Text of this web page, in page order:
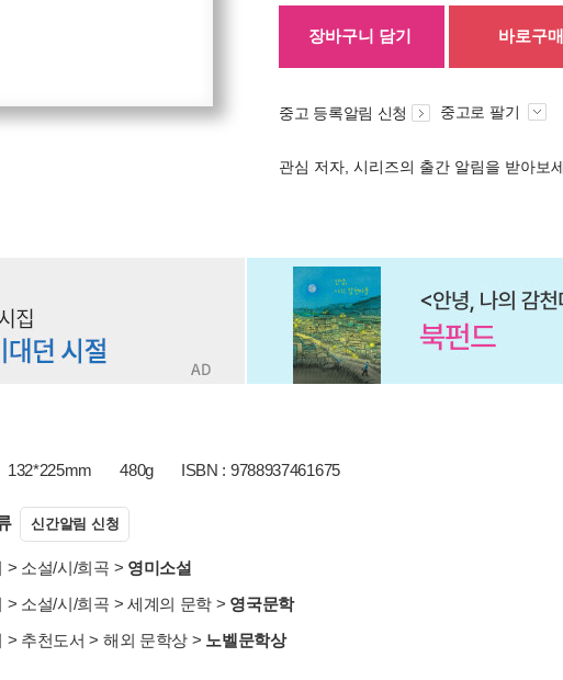
장바구니 담기 바로구매
중고 등록알림 신청 중고로 팔기
관심 저자, 시리즈의 출간 알림을 받아보
132*225mm 480g ISBN : 9788937461675
신간알림 신청
> 소설/시/희곡 > 영미소설
> 소설/시/희곡 > 세계의 문학 > 영국문학
> 추천도서 > 해외 문학상 > 노벨문학상